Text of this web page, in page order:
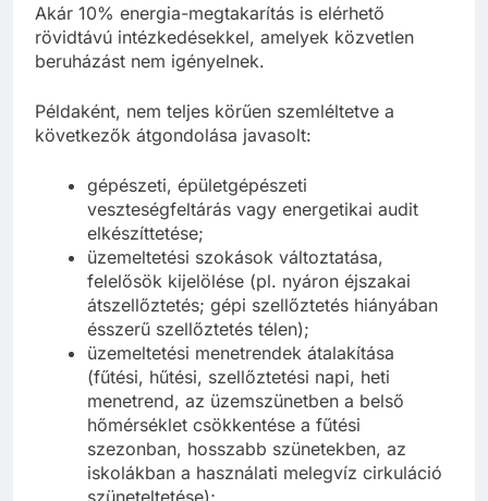
Akár 10% energia-megtakarítás is elérhető
rövidtávú intézkedésekkel, amelyek közvetlen
beruházást nem igényelnek.
Példaként, nem teljes körűen szemléltetve a
következők átgondolása javasolt:
gépészeti, épületgépészeti
veszteségfeltárás vagy energetikai audit
elkészíttetése;
üzemeltetési szokások változtatása,
felelősök kijelölése (pl. nyáron éjszakai
átszellőztetés; gépi szellőztetés hiányában
ésszerű szellőztetés télen);
üzemeltetési menetrendek átalakítása
(fűtési, hűtési, szellőztetési napi, heti
menetrend, az üzemszünetben a belső
hőmérséklet csökkentése a fűtési
szezonban, hosszabb szünetekben, az
iskolákban a használati melegvíz cirkuláció
szüneteltetése);